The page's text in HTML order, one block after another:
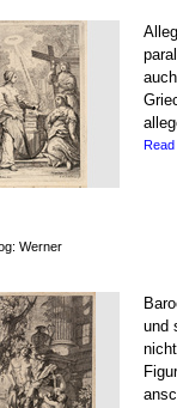
Werner
und